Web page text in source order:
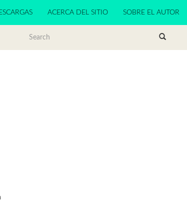
ACERCA DEL SITIO SOBRE EL AUTOR